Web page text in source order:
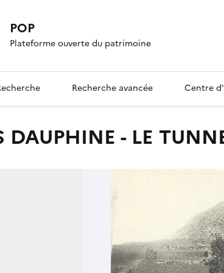
POP
Plateforme ouverte du patrimoine
Recherche avancée Centre
DAUPHINE - LE